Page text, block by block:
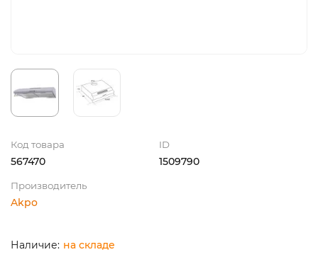
Код товара
567470
ID
1509790
Производитель
Akpo
на складе